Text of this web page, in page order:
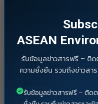
ก็ตาม ภายใต้มาตรการ
Trade’ เหมือนกับการ
ในปี พ.ศ. 2573 (ค.ศ.
ประเภทสินค้าที่เข้าข่า
CBAM เพื่อให้ครอบค
ASEAN
รับข้อมูลข่าวสารฟรี – ติ
ความยั่งยืน รวมถึงข่าวสา
รับข้อมูลข่าวสารฟรี – ติด